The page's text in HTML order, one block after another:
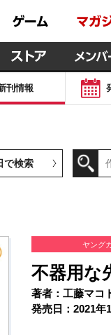
刊情報
で検索
ヤング
不器用な
著者：工藤マコ
発売日：2021年